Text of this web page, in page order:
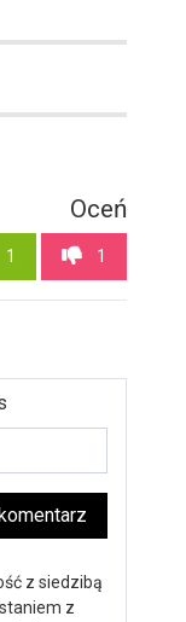
Oceń
1 1
z siedzibą
z